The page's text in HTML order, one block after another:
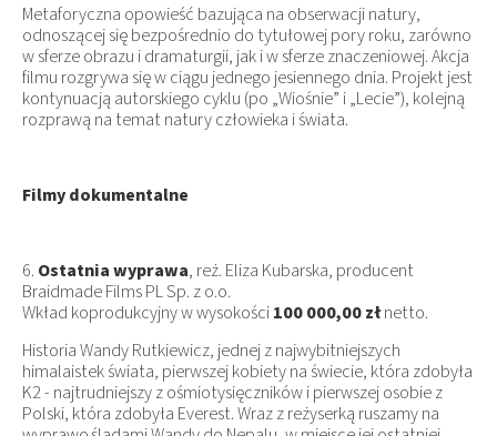
Metaforyczna opowieść bazująca na obserwacji natury,
odnoszącej się bezpośrednio do tytułowej pory roku, zarówno
w sferze obrazu i dramaturgii, jak i w sferze znaczeniowej. Akcja
filmu rozgrywa się w ciągu jednego jesiennego dnia. Projekt jest
kontynuacją autorskiego cyklu (po „Wiośnie” i „Lecie”), kolejną
rozprawą na temat natury człowieka i świata.
Filmy dokumentalne
6. Ostatnia wyprawa, reż. Eliza Kubarska, producent
Braidmade Films PL Sp. z o.o.
Wkład koprodukcyjny w wysokości100 000,00 złnetto.
Historia Wandy Rutkiewicz, jednej z najwybitniejszych
himalaistek świata, pierwszej kobiety na świecie, która zdobyła
K2 - najtrudniejszy z ośmiotysięczników i pierwszej osobie z
Polski, która zdobyła Everest. Wraz z reżyserką ruszamy na